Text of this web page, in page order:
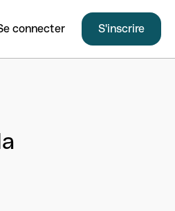
connecter S'inscrire